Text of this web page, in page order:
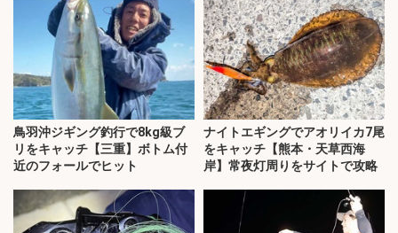
鳥羽沖ジギング釣行で8kg級ブ
リをキャッチ【三重】ボトム付
近のフォールでヒット
ナイトエギングでアオリイカ7尾
をキャッチ【熊本・天草西海
岸】常夜灯周りをサイトで攻略